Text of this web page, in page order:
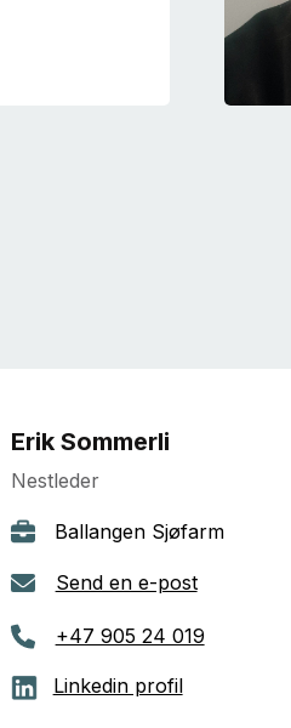
Erik Sommerli
Nestleder
Ballangen Sjøfarm
Send en e-post
+47 905 24 019
Linkedin profil